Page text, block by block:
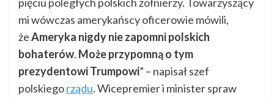
mi wówczas amerykańscy oficerowie mówili,
żeAmeryka nigdy nie zapomni polskich
bohaterów. Może przypomną o tym
prezydentowi Trumpowi” – napisał szef
polskiegorządu. Wicepremier i minister spraw